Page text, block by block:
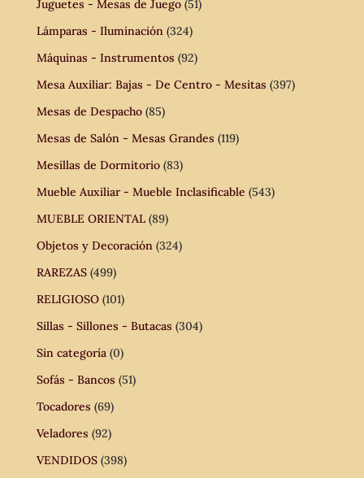
Juguetes - Mesas de Juego (51)
Lámparas - Iluminación (324)
Máquinas - Instrumentos (92)
Mesa Auxiliar: Bajas - De Centro - Mesitas (397)
Mesas de Despacho (85)
Mesas de Salón - Mesas Grandes (119)
Mesillas de Dormitorio (83)
Mueble Auxiliar - Mueble Inclasificable (543)
MUEBLE ORIENTAL (89)
Objetos y Decoración (324)
RAREZAS (499)
RELIGIOSO (101)
Sillas - Sillones - Butacas (304)
Sin categoría (0)
Sofás - Bancos (51)
Tocadores (69)
Veladores (92)
VENDIDOS (398)